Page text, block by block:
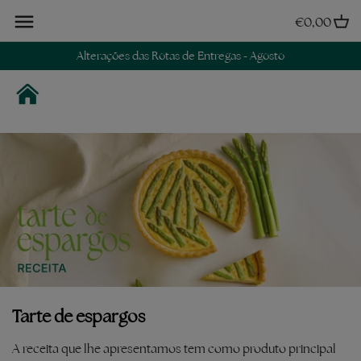
para
o
Alterações das Rotas de Entregas - Agosto
€0,00
Tarte de espargos
A receita que lhe apresentamos tem como produto principal